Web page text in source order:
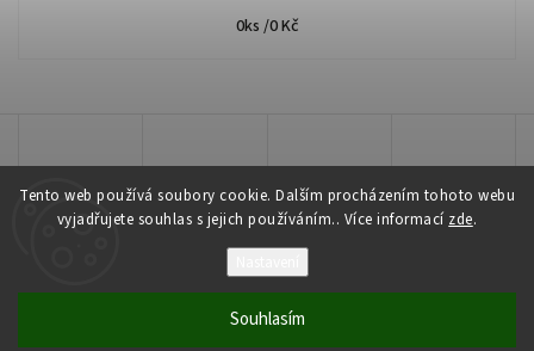
Tento web používá soubory cookie. Dalším procházením tohoto webu
vyjadřujete souhlas s jejich používáním.. Více informací zde.
Souhlasím
0ks /0 Kč
Lakkis Toner. Všechna práva vyhrazena.